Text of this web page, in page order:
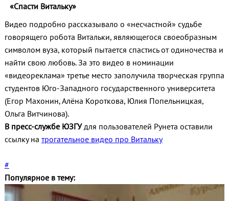
«Спасти Витальку»
Видео подробно рассказывало о «несчастной» судьбе
говорящего робота Витальки, являющегося своеобразным
символом вуза, который пытается спастись от одиночества и
найти свою любовь. За это видео в номинации
«видеореклама» третье место заполучила творческая группа
студентов Юго-Западного государственного университета
(Егор Махонин, Алёна Короткова, Юлия Попельницкая,
Ольга Витчинова).
В пресс-службе ЮЗГУ для пользователей Рунета оставили
ссылку на трогательное видео про Витальку
#
Популярное в тему: